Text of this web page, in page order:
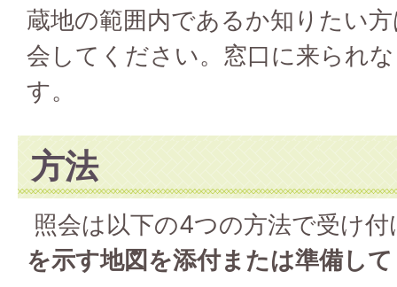
蔵地の範囲内であるか知りたい
会してください。窓口に来られ
す。
方法
照会は以下の4つの方法で受け
を示す地図を添付または準備し